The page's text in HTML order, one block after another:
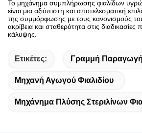
Το μηχάνημα συμπλήρωσης φιαλίδων
είναι μια αξιόπιστη και αποτελεσματική
της συμμόρφωσης με τους κανονισμούς
ακρίβεια και σταθερότητα στις
κάλυψης.
Ετικέτες: Γραμμή
Μηχανή Αγωγού Φιαλιδίου
Μηχάνημα Πλύσης Στεριλίνων